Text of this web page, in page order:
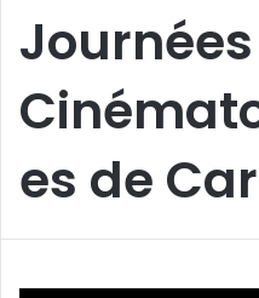
Journées
es de